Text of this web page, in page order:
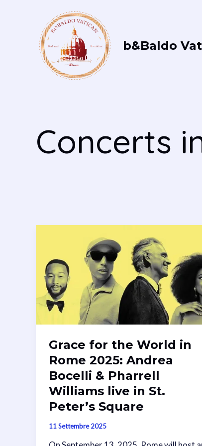
b&Baldo
Concerts
Grace for the World in
Rome 2025: Andrea
Bocelli & Pharrell
Williams live in St.
Peter’s Square
11 Settembre 2025